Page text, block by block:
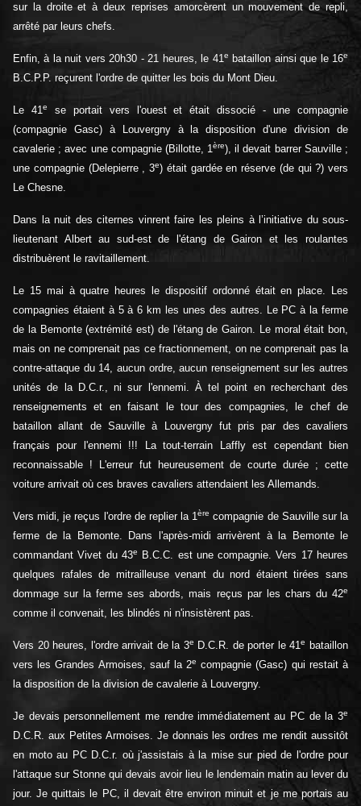
sur la droite et à deux reprises amorcèrent un mouvement de repli,
arrêté par leurs chefs.
Enfin, à la nuit vers 20h30 - 21 heures, le 41e bataillon ainsi que le 16e
B.C.P.P. reçurent l'ordre de quitter les bois du Mont Dieu.
Le 41e
se portait vers l'ouest et était dissocié - une compagnie
(compagnie Gasc) à Louvergny à la disposition d'une division de
cavalerie ; avec une compagnie (Billotte, 1ère), il devait barrer Sauville ;
une compagnie (Delepierre , 3e) était gardée en réserve (de qui ?) vers
Le Chesne.
Dans la nuit des citernes vinrent faire les pleins à l’initiative du sous-
lieutenant Albert au sud-est de l'étang de Gairon et les roulantes
distribuèrent le ravitaillement.
Le 15 mai à quatre heures le dispositif ordonné était en place. Les
compagnies étaient à 5 à 6 km les unes des autres. Le PC à la ferme
de la Bemonte (extrémité est) de l'étang de Gairon. Le moral était bon,
mais on ne comprenait pas ce fractionnement, on ne comprenait pas la
contre-attaque du 14, aucun ordre, aucun renseignement sur les autres
unités de la D.C.r., ni sur l'ennemi. À tel point en recherchant des
renseignements et en faisant le tour des compagnies, le chef de
bataillon allant de Sauville à Louvergny fut pris par des cavaliers
français pour l'ennemi !!! La tout-terrain Laffly est cependant bien
reconnaissable ! L'erreur fut heureusement de courte durée ; cette
voiture arrivait où ces braves cavaliers attendaient les Allemands.
Vers midi, je reçus l'ordre de replier la 1ère compagnie de Sauville sur la
ferme de la Bemonte. Dans l'après-midi arrivèrent à la Bemonte le
commandant Vivet du 43e
B.C.C. est une compagnie. Vers 17 heures
quelques rafales de mitrailleuse venant du nord étaient tirées sans
dommage sur la ferme ses abords, mais reçus par les chars du 42e
comme il convenait, les blindés ni n'insistèrent pas.
Vers 20 heures, l'ordre arrivait de la 3e D.C.R. de porter le 41e
bataillon
vers les Grandes Armoises, sauf la 2e compagnie (Gasc) qui restait à
la disposition de la division de cavalerie à Louvergny.
Je devais personnellement me rendre immédiatement au PC de la 3e
D.C.R. aux Petites Armoises. Je donnais les ordres me rendit aussitôt
en moto au PC D.C.r. où j'assistais à la mise sur pied de l'ordre pour
l'attaque sur Stonne qui devais avoir lieu le lendemain matin au lever du
jour. Je quittais le PC, il devait être environ minuit et je me portais au